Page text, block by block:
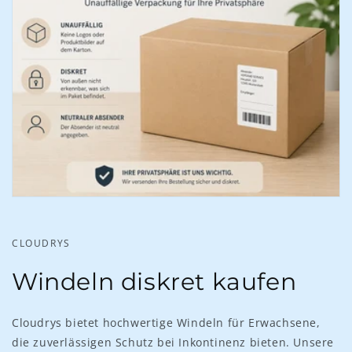
CLOUDRYS
Windeln diskret kaufen
Cloudrys bietet hochwertige Windeln für Erwachsene,
die zuverlässigen Schutz bei Inkontinenz bieten. Unsere